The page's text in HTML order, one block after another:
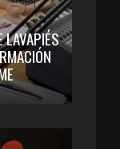
LAVAPIÉS